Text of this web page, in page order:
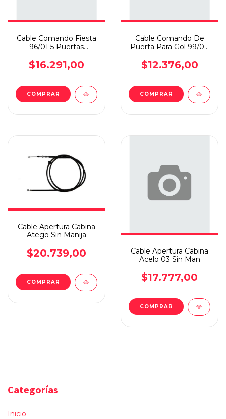
Cable Comando Fiesta
96/01 5 Puertas
20109
$16.291,00
Cable Comando De
Puerta Para Gol 99/04
$12.376,00
COMPRAR
Cable Apertura Cabina
Atego Sin Manija
$20.739,00
Cable Apertura Cabina
Acelo 03 Sin Man
$17.777,00
Categorías
Inicio